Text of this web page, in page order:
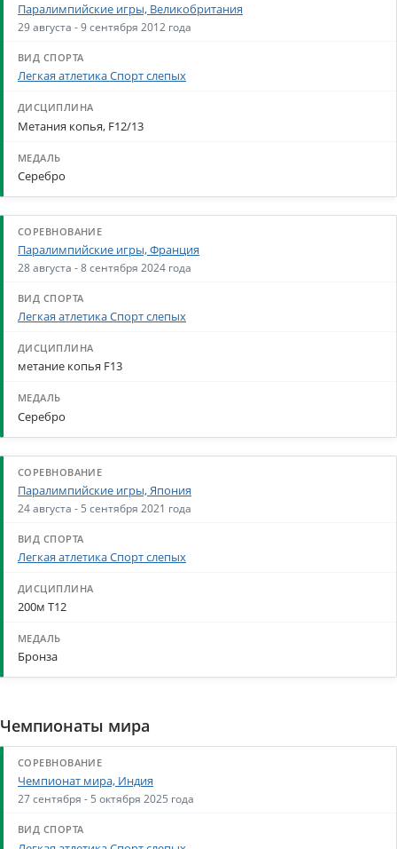
Паралимпийские игры, Великобритания
29 августа - 9 сентября 2012 года
Легкая атлетика Спорт слепых
Метания копья, F12/13
Серебро
Паралимпийские игры, Франция
28 августа - 8 сентября 2024 года
Легкая атлетика Спорт слепых
метание копья F13
Серебро
Паралимпийские игры, Япония
24 августа - 5 сентября 2021 года
Легкая атлетика Спорт слепых
200м Т12
Бронза
Чемпионаты мира
Чемпионат мира, Индия
27 сентября - 5 октября 2025 года